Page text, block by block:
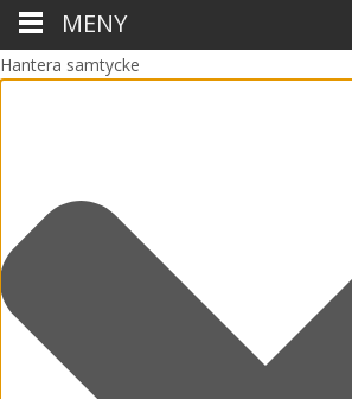
Hantera samtycke
MENY